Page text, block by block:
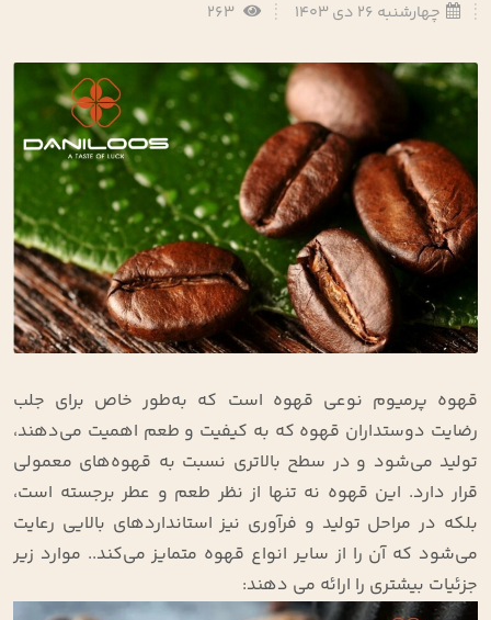
چهارشنبه 26 دی 1403
قهوه پرمیوم نوعی قهوه است که به‌طور خاص برای جلب
رضایت دوستداران قهوه که به کیفیت و طعم اهمیت می‌دهند،
تولید می‌شود و در سطح بالاتری نسبت به قهوه‌های معمولی
قرار دارد. این قهوه نه تنها از نظر طعم و عطر برجسته است،
بلکه در مراحل تولید و فرآوری نیز استانداردهای بالایی رعایت
می‌شود که آن را از سایر انواع قهوه متمایز می‌کند.. موارد زیر
جزئیات بیشتری را ارائه می‌ دهند: